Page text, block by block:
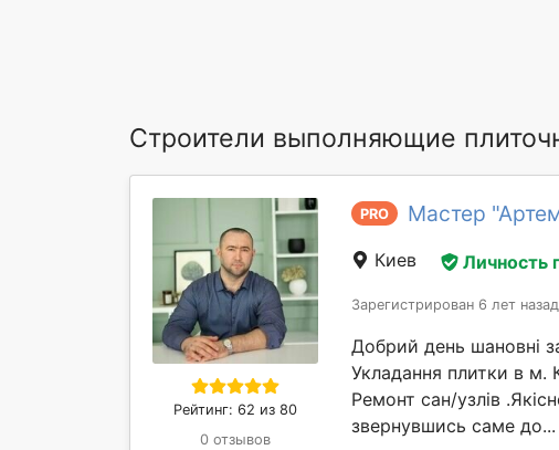
Строители выполняющие
Рейтинг: 62 из 80
0 отзывов
PRO Мастер
Киев Личность
Зарегистрирован 6 лет назад
Добрий день шановні
Укладання плитки в м.
Ремонт сан/узлів
звернувшись саме до...